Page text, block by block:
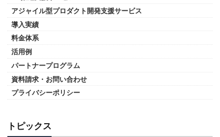
アジャイル型プロダクト開発支援サービス
導入実績
料金体系
活用例
パートナープログラム
資料請求・お問い合わせ
プライバシーポリシー
トピックス